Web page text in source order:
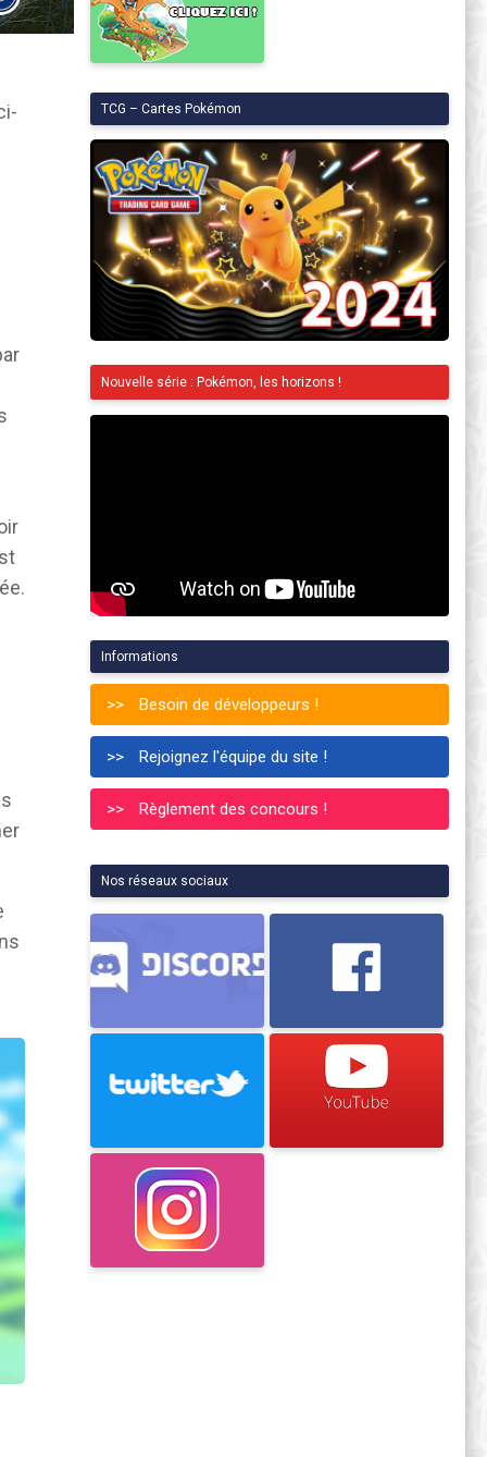
TCG – Cartes Pokémon
Nouvelle série : Pokémon, les horizons !
Informations
Besoin de développeurs !
Rejoignez l'équipe du site !
Règlement des concours !
Nos réseaux sociaux